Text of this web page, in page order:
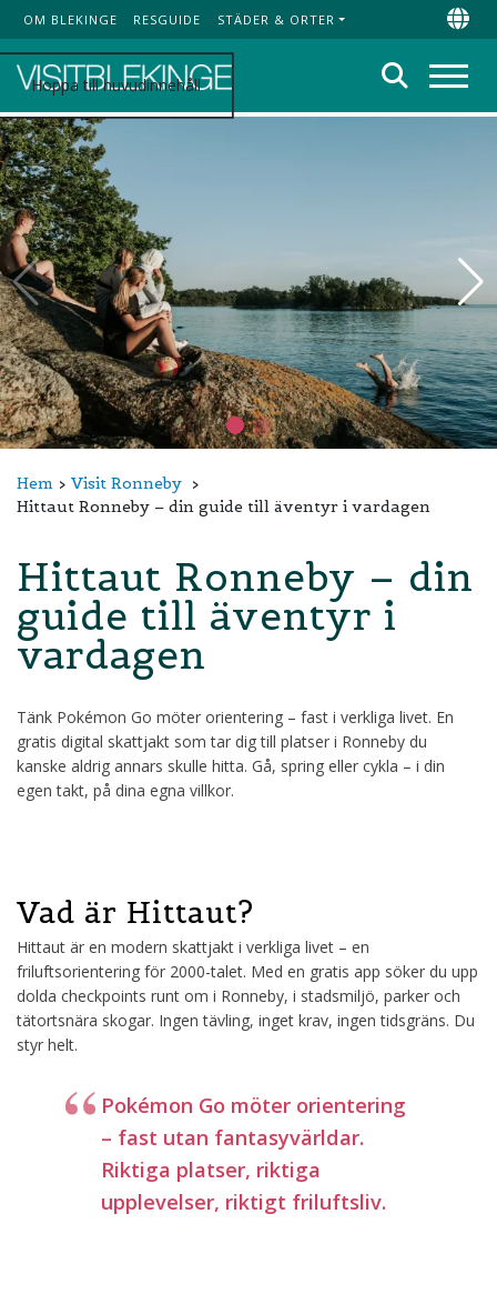
Hoppa till huvudinnehåll
Top Menu
OM BLEKINGE RESGUIDE STÄDER & ORTER
Sök
Hem
Visit Ronneby
Hittaut Ronneby – din guide till äventyr i vardagen
Hittaut Ronneby – din
guide till äventyr i
vardagen
Tänk Pokémon Go möter orientering – fast i verkliga livet. En
gratis digital skattjakt som tar dig till platser i Ronneby du
kanske aldrig annars skulle hitta. Gå, spring eller cykla – i din
egen takt, på dina egna villkor.
Vad är Hittaut?
Hittaut är en modern skattjakt i verkliga livet – en
friluftsorientering för 2000-talet. Med en gratis app söker du upp
dolda checkpoints runt om i Ronneby, i stadsmiljö, parker och
tätortsnära skogar. Ingen tävling, inget krav, ingen tidsgräns. Du
styr helt.
Pokémon Go möter orientering
– fast utan fantasyvärldar.
Riktiga platser, riktiga
upplevelser, riktigt friluftsliv.